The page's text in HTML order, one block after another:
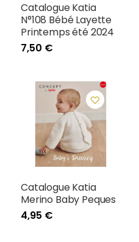
Catalogue Katia
N°108 Bébé Layette
Printemps été 2024
7,50 €
Catalogue Katia
Merino Baby Peques
4,95 €